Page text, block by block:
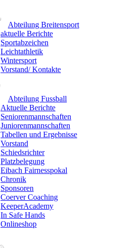
Abteilung Breitensport
aktuelle Berichte
Sportabzeichen
Leichtathletik
Wintersport
Vorstand/ Kontakte
Abteilung Fussball
Aktuelle Berichte
Seniorenmannschaften
Juniorenmannschaften
Tabellen und Ergebnisse
Vorstand
Schiedsrichter
Platzbelegung
Eibach Fairnesspokal
Chronik
Sponsoren
Coerver Coaching
KeeperAcademy
In Safe Hands
Onlineshop